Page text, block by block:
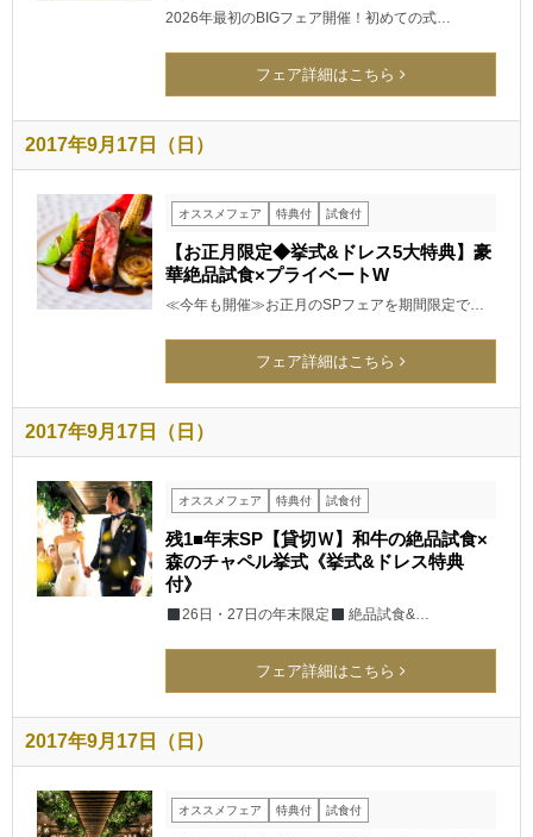
2026年最初のBIGフェア開催！初めての式…
フェア詳細はこちら
2017年9月17日（日）
オススメフェア 特典付 試食付
【お正月限定◆挙式&ドレス5大特典】豪
華絶品試食×プライベートW
≪今年も開催≫お正月のSPフェアを期間限定で…
フェア詳細はこちら
2017年9月17日（日）
オススメフェア 特典付 試食付
残1■年末SP【貸切Ｗ】和牛の絶品試食×
森のチャペル挙式《挙式&ドレス特典
付》
26日・27日の年末限定 絶品試食&…
フェア詳細はこちら
2017年9月17日（日）
オススメフェア 特典付 試食付